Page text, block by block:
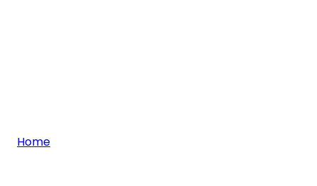
Home